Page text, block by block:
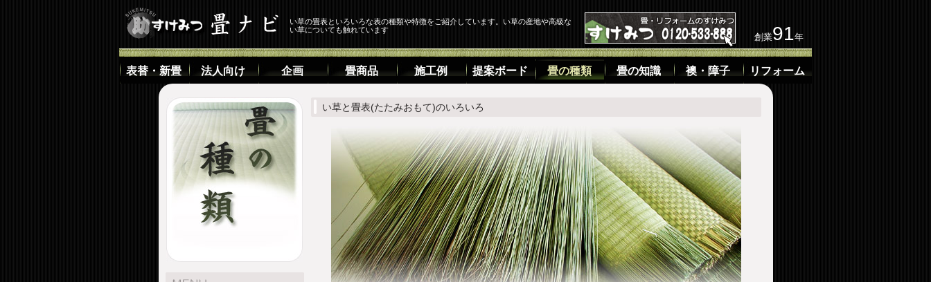
い草の畳表といろいろな表の種類や特徴をご紹介しています。い草の産地や高級な
い草についても触れています
創業91年
表替・新畳 法人向け 企画 畳商品 施工例 提案ボード 畳の種類 畳の知識 襖・障子 リフォーム
い草と畳表(たたみおもて)のいろいろ